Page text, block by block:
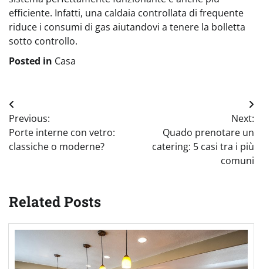
efficiente. Infatti, una caldaia controllata di frequente
riduce i consumi di gas aiutandovi a tenere la bolletta
sotto controllo.
Posted in Casa
Navigazione
articoli
Previous:
Porte interne con vetro:
classiche o moderne?
Next:
Quado prenotare un
catering: 5 casi tra i più
comuni
Related Posts